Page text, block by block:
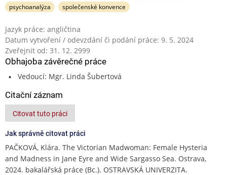
psychoanalýza
společenské konvence
Jazyk práce: angličtina
Datum vytvoření / odevzdání či podání práce: 9. 5. 2024
Zveřejnit od: 31. 12. 2999
Obhajoba závěrečné práce
Vedoucí: Mgr. Linda Šubertová
Citační záznam
Citovat tuto práci
Jak správně citovat práci
PAČKOVÁ, Klára. The Victorian Madwoman: Female Hysteria
and Madness in Jane Eyre and Wide Sargasso Sea. Ostrava,
2024. bakalářská práce (Bc.). OSTRAVSKÁ UNIVERZITA.